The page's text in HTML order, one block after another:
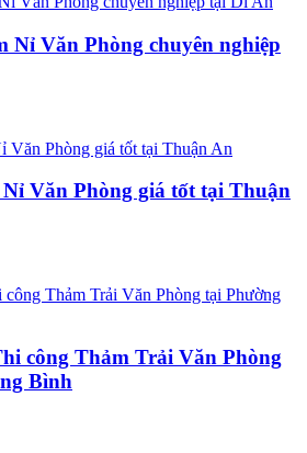
Nỉ Văn Phòng chuyên nghiệp
Văn Phòng giá tốt tại Thuận
công Thảm Trải Văn Phòng
Bình